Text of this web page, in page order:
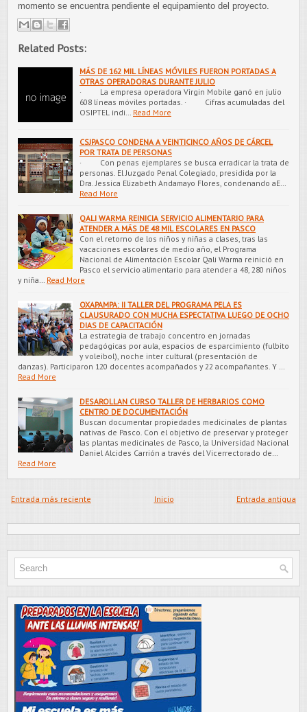
momento se encuentra pendiente el equipamiento del proyecto.
Related Posts:
MÁS DE 162 MIL LÍNEAS MÓVILES FUERON PORTADAS A
OTRAS OPERADORAS DURANTE JULIO
· La empresa operadora Virgin Mobile ganó en julio
608 líneas móviles portadas. · Cifras acumuladas del
OSIPTEL indi…
Read More
CSJPASCO CONDENA A VEINTICINCO AÑOS DE CÁRCEL
POR TRATA DE PERSONAS
· Con penas ejemplares se busca erradicar la trata de
personas. El Juzgado Penal Colegiado, presidida por la
Dra. Jessica Elizabeth Andamayo Flores, condenando aE…
Read More
QALI WARMA REINICIA SERVICIO ALIMENTARIO PARA
ATENDER A MÁS DE 48 MIL ESCOLARES EN PASCO
Con el retorno de los niños y niñas a clases, tras las
vacaciones escolares de medio año, el Programa
Nacional de Alimentación Escolar Qali Warma reinició en
Pasco el servicio alimentario para atender a 48, 280 niños
y niña…
Read More
OXAPAMPA: II TALLER DEL PROGRAMA PELA ES
CLAUSURADO CON MUCHA ESPECTATIVA LUEGO DE OCHO
DIAS DE CAPACITACIÓN
La estrategia de trabajo concentro en jornadas
pedagógicas por aula, espacios de esparcimiento (fulbito
y voleibol), noche inter cultural (presentación de
danzas). Participaron 120 docentes acompañados y 22 acompañantes. Y …
Read More
DESAROLLAN CURSO TALLER DE HERBARIOS COMO
CENTRO DE DOCUMENTACIÓN
Buscan documentar propiedades medicinales de plantas
nativas de Pasco. Con el objetivo de preservar y proteger
las plantas medicinales de Pasco, la Universidad Nacional
Daniel Alcides Carrión a través del Vicerrectorado de…
Read More
Entrada más reciente Entrada antigua
Inicio